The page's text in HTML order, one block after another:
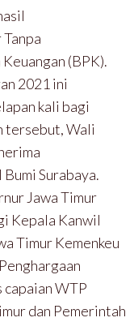
(BPK).
2021 ini
kali bagi
tersebut, Wali
Surabaya.
Jawa Timur
Kepala Kanwil
Timur Kemenkeu
WTP
dan Pemerintah